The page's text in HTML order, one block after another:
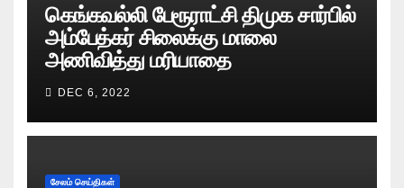
கெங்கவல்லி பேரூராட்சி திமுக சார்பில்
அம்பேத்கர் சிலைக்கு மாலை
அணிவித்து மரியாதை
DEC 6, 2022
சேலம் செய்திகள்